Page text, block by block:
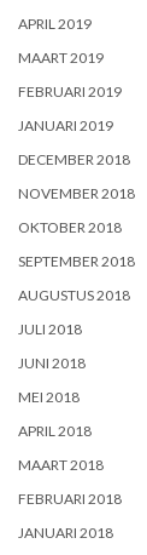
APRIL 2019
MAART 2019
FEBRUARI 2019
JANUARI 2019
DECEMBER 2018
NOVEMBER 2018
OKTOBER 2018
SEPTEMBER 2018
AUGUSTUS 2018
JULI 2018
JUNI 2018
MEI 2018
APRIL 2018
MAART 2018
FEBRUARI 2018
JANUARI 2018